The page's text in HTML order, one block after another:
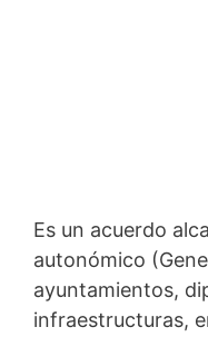
Es un acuerdo
autonómico
ayuntamientos,
infraestructuras,